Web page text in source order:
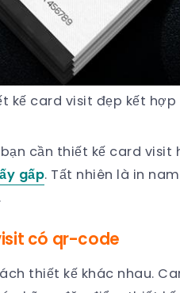
kế card visit đẹp kết
cần thiết kế card visit
gấp. Tất nhiên là in
có qr-code
thiết kế khác nhau.